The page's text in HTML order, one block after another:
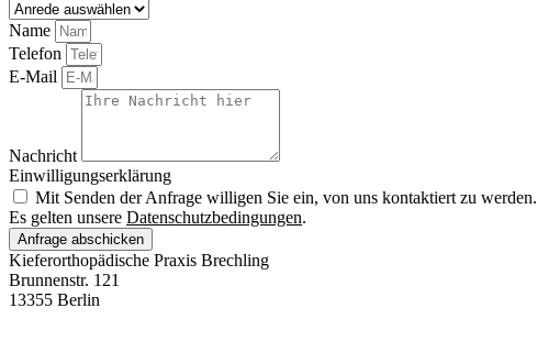
Name
Telefon
E-Mail
Nachricht
Einwilligungserklärung
Mit Senden der Anfrage willigen Sie ein, von uns kontaktiert zu werden.
Es gelten unsere Datenschutzbedingungen.
Anfrage abschicken
Kieferorthopädische Praxis Brechling
Brunnenstr. 121
13355 Berlin